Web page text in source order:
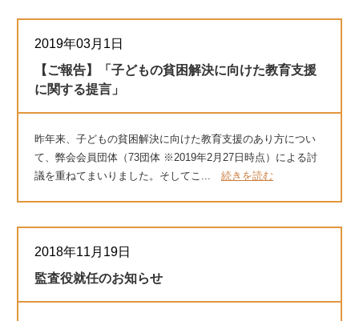
2019年03月1日
【ご報告】「子どもの貧困解決に向けた教育支援
に関する提言」
昨年来、子どもの貧困解決に向けた教育支援のあり方につい
て、弊会会員団体（73団体 ※2019年2月27日時点）による討
議を重ねてまいりました。そしてこ... 続きを読む
2018年11月19日
監査役就任のお知らせ